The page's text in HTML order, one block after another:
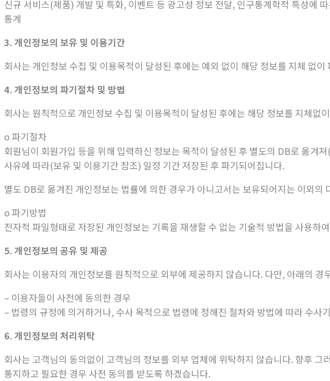
신규 서비스(제품) 개발 및 특화, 이벤트 등 광고성 정보 전달, 인구통계학적 특성에
통계
3. 개인정보의 보유 및 이용기간
회사는 개인정보 수집 및 이용목적이 달성된 후에는 예외 없이 해당 정보를 지체 없이
4. 개인정보의 파기절차 및 방법
회사는 원칙적으로 개인정보 수집 및 이용목적이 달성된 후에는 해당 정보를 지체없
ο 파기절차
회원님이 회원가입 등을 위해 입력하신 정보는 목적이 달성된 후 별도의 DB로 옮겨
사유에 따라(보유 및 이용기간 참조) 일정 기간 저장된 후 파기되어집니다.
별도 DB로 옮겨진 개인정보는 법률에 의한 경우가 아니고서는 보유되어지는 이외의
ο 파기방법
전자적 파일형태로 저장된 개인정보는 기록을 재생할 수 없는 기술적 방법을 사용하
5. 개인정보의 공유 및 제공
회사는 이용자의 개인정보를 원칙적으로 외부에 제공하지 않습니다. 다만, 아래의 경
– 이용자들이 사전에 동의한 경우
– 법령의 규정에 의거하거나, 수사 목적으로 법령에 정해진 절차와 방법에 따라 수사
6.개인정보의 처리위탁
회사는 고객님의 동의없이 고객님의 정보를 외부 업체에 위탁하지 않습니다. 향후
통지하고 필요한 경우 사전 동의를 받도록 하겠습니다.